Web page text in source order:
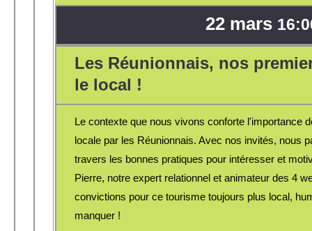
22 mars
Les Réunionnais, nos
le local !
Le contexte que nous vivons conforte l'importance
locale par les Réunionnais. Avec nos invités, nous
travers les bonnes pratiques pour intéresser et
Pierre, notre expert relationnel et animateur des 4
convictions pour ce tourisme toujours plus local,
manquer !